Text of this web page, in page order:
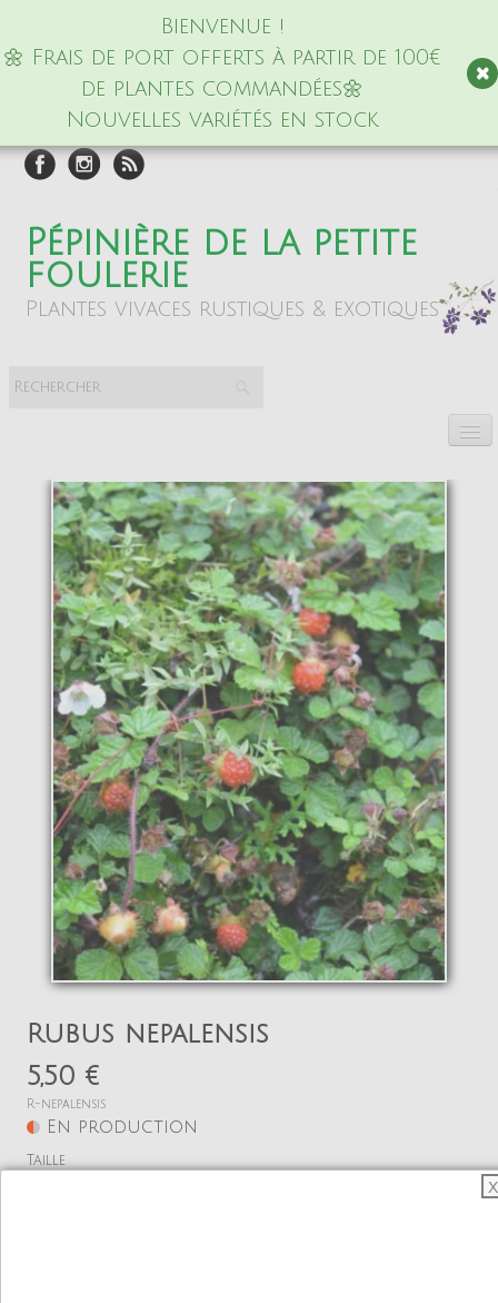
Bienvenue !
🌼 Frais de port offerts à partir de 100€
de plantes commandées🌼
Nouvelles variétés en stock
Pépinière de la petite
foulerie
Plantes vivaces rustiques & exotiques
La pépinière
Boutique▼
Événements▼
Infos
Avis
Contact
0
Rubus nepalensis
5,50 €
R-nepalensis
En production
Taille
X